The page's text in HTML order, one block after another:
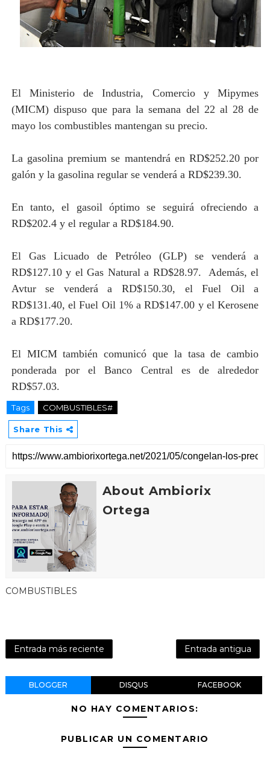
El Ministerio de Industria, Comercio y Mipymes
(MICM) dispuso que para la semana del 22 al 28 de
mayo los combustibles mantengan su precio.
La gasolina premium se mantendrá en RD$252.20 por
galón y la gasolina regular se venderá a RD$239.30.
En tanto, el gasoil óptimo se seguirá ofreciendo a
RD$202.4 y el regular a RD$184.90.
El Gas Licuado de Petróleo (GLP) se venderá a
RD$127.10 y el Gas Natural a RD$28.97. Además, el
Avtur se venderá a RD$150.30, el Fuel Oil a
RD$131.40, el Fuel Oil 1% a RD$147.00 y el Kerosene
a RD$177.20.
El MICM también comunicó que la tasa de cambio
ponderada por el Banco Central es de alrededor
RD$57.03.
Tags COMBUSTIBLES#
Share This
About Ambiorix
Ortega
COMBUSTIBLES
Entrada más reciente Entrada antigua
BLOGGER DISQUS FACEBOOK
NO HAY COMENTARIOS:
PUBLICAR UN COMENTARIO